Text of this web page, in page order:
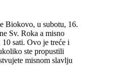
Biokovo, u subotu, 16.
Sv. Roka a misno
sati. Ovo je treće i
ste propustili
misnom slavlju